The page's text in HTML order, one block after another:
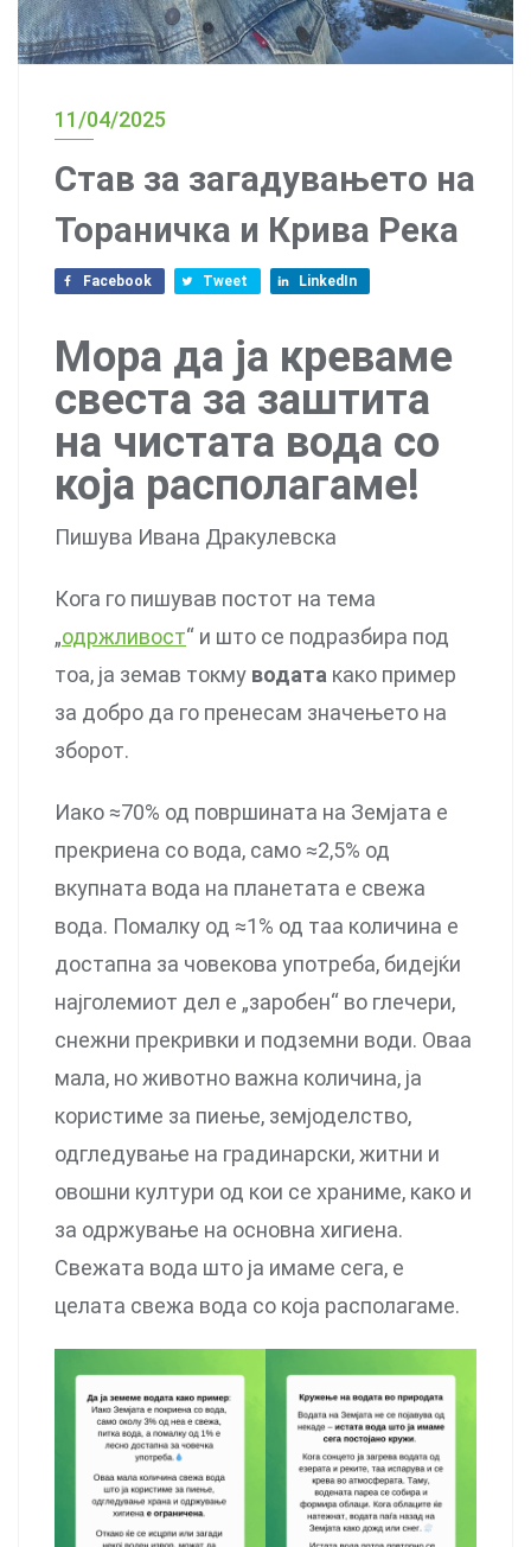
11/04/2025
Став за загадувањето на
Тораничка и Крива Река
Facebook Tweet LinkedIn
Мора да ја креваме
свеста за заштита
на чистата вода со
која располагаме!
Пишува Ивана Дракулевска
Кога го пишував постот на тема
„одржливост“ и што се подразбира под
тоа, ја земав токму водата како пример
за добро да го пренесам значењето на
зборот.
Иако ≈70% од површината на Земјата е
прекриена со вода, само ≈2,5% од
вкупната вода на планетата е свежа
вода. Помалку од ≈1% од таа количина е
достапна за човекова употреба, бидејќи
најголемиот дел е „заробен“ во глечери,
снежни прекривки и подземни води. Оваа
мала, но животно важна количина, ја
користиме за пиење, земјоделство,
одгледување на градинарски, житни и
овошни култури од кои се храниме, како и
за одржување на основна хигиена.
Свежата вода што ја имаме сега, е
целата свежа вода со која располагаме.